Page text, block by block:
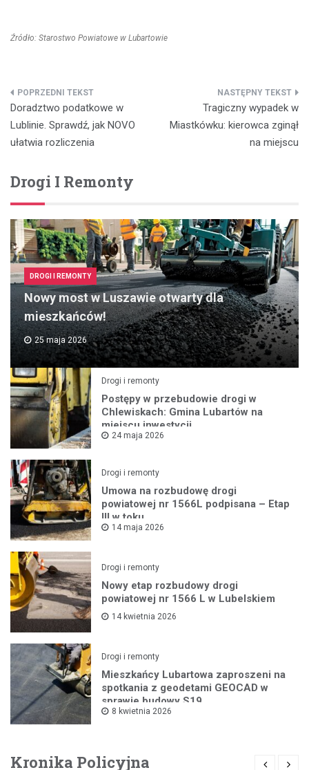
Źródło: Starostwo Powiatowe w Lubartowie
Nawigacja
wpisu
Doradztwo podatkowe w
Lublinie. Sprawdź, jak NOVO
ułatwia rozliczenia
Tragiczny wypadek w
Miastkówku: kierowca zginął
na miejscu
Drogi I Remonty
DROGI I REMONTY
Nowy most w Luszawie otwarty dla
mieszkańców!
25 maja 2026
Drogi i remonty
Postępy w przebudowie drogi w
Chlewiskach: Gmina Lubartów na
miejscu inwestycji
24 maja 2026
Drogi i remonty
Umowa na rozbudowę drogi
powiatowej nr 1566L podpisana – Etap
III w toku
14 maja 2026
Drogi i remonty
Nowy etap rozbudowy drogi
powiatowej nr 1566 L w Lubelskiem
14 kwietnia 2026
Drogi i remonty
Mieszkańcy Lubartowa zaproszeni na
spotkania z geodetami GEOCAD w
sprawie budowy S19
8 kwietnia 2026
Kronika Policyjna